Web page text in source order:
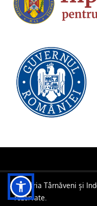
Primăria Târnăveni și
rezervate.